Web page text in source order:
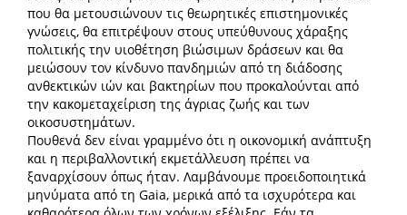
που θα μετουσιώνουν τις θεωρητικές επιστημονικές
γνώσεις, θα επιτρέψουν στους υπεύθυνους χάραξης
πολιτικής την υιοθέτηση βιώσιμων δράσεων και θα
μειώσουν τον κίνδυνο πανδημιών από τη διάδοσης
ανθεκτικών ιών και βακτηρίων που προκαλούνται από
την κακομεταχείριση της άγριας ζωής και των
οικοσυστημάτων.
Πουθενά δεν είναι γραμμένο ότι η οικονομική ανάπτυξη
και η περιβαλλοντική εκμετάλλευση πρέπει να
ξαναρχίσουν όπως ήταν. Λαμβάνουμε προειδοποιητικά
μηνύματα από τη Gaia, μερικά από τα ισχυρότερα και